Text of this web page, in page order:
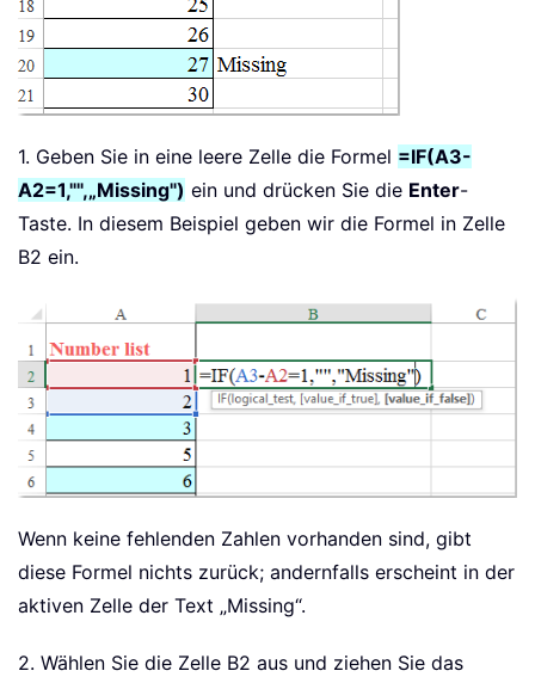
1. Geben Sie in eine leere Zelle die Formel =IF(A3-
A2=1,"",„Missing") ein und drücken Sie die Enter-
Taste. In diesem Beispiel geben wir die Formel in Zelle
B2 ein.
Wenn keine fehlenden Zahlen vorhanden sind, gibt
diese Formel nichts zurück; andernfalls erscheint in der
aktiven Zelle der Text „Missing“.
2. Wählen Sie die Zelle B2 aus und ziehen Sie das